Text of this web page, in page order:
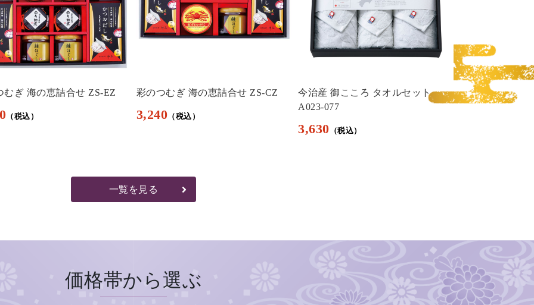
むぎ 海の恵詰合せ ZS-EZ 彩のつむぎ 海の恵詰合せ ZS-CZ
3,240
今治産 御こころ タオルセット
A023-077
3,630
彩のつむぎ 海
一覧を見る
価格帯から選ぶ